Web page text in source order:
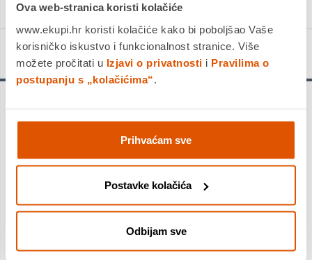
Ova web-stranica koristi kolačiće
www.ekupi.hr koristi kolačiće kako bi poboljšao Vaše
korisničko iskustvo i funkcionalnost stranice. Više
možete pročitati u Izjavi o privatnosti i Pravilima o
postupanju s „kolačićima“
Prihvaćam sve
Postavke kolačića
Odbijam sve
Detalji proizvoda
precizne kvalitetne rezove u svim vrstama drva. Njegovi
visokokvalitetni precizno izbrušeni zubi omogućuju rezanje
SK5 ojačanog čelika (> 40 HRC) osigurava točnost. Nadalje,
ekspanzijski utori smanjuju vibracije oštrice tijekom upotrebe,
čime se snižava razina buke i smanjuje razvoj topline. Koristite
ovaj list pile za sve vrste drva i drvenih materijala. Kompatibilan
se dobivati različiti rezultati sa svim Optiline Wood listovima
kružnih pila s ATB geometrijom zuba (naizmjenični nagibi na